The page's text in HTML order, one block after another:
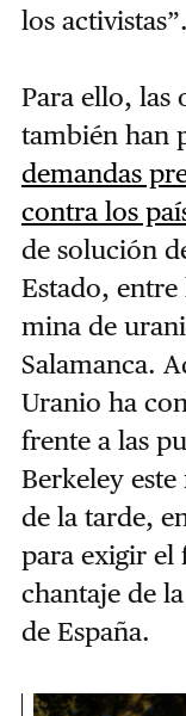
los activistas”.
Para ello, las
también han
demandas
contra los
de solución
Estado, entre
mina de
Salamanca.
Uranio ha
frente a las
Berkeley este
de la tarde,
para exigir el
chantaje de
de España.